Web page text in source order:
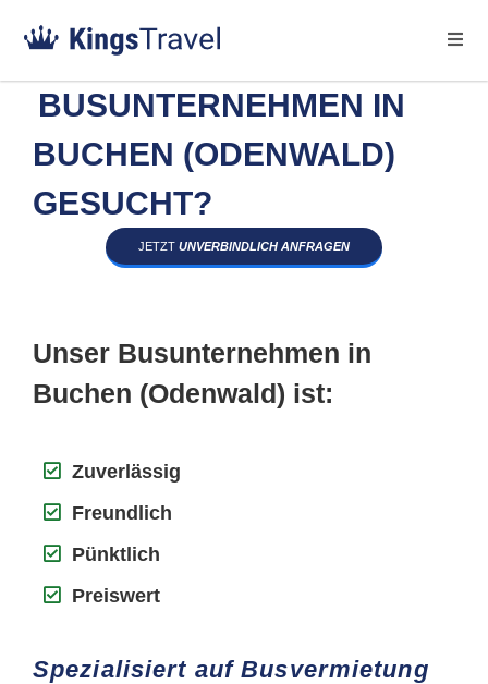
BUSUNTERNEHMEN IN
BUCHEN (ODENWALD)
GESUCHT?
JETZT UNVERBINDLICH ANFRAGEN
Unser Busunternehmen in
Buchen (Odenwald) ist:
Zuverlässig
Freundlich
Pünktlich
Preiswert
Spezialisiert auf Busvermietung